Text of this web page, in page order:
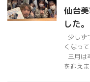
仙台
した。
少しず
くなっ
三月は
を迎え